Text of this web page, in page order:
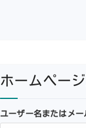
ホームペー
ユーザー名またはメー